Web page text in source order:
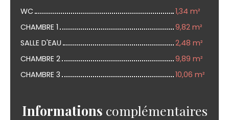
WC
1,34 m²
CHAMBRE 1
9,82 m²
SALLE D'EAU
2,48 m²
CHAMBRE 2
9,89 m²
CHAMBRE 3
10,06 m²
Informations complémentaires